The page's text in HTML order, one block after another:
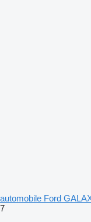
automobile Ford
7